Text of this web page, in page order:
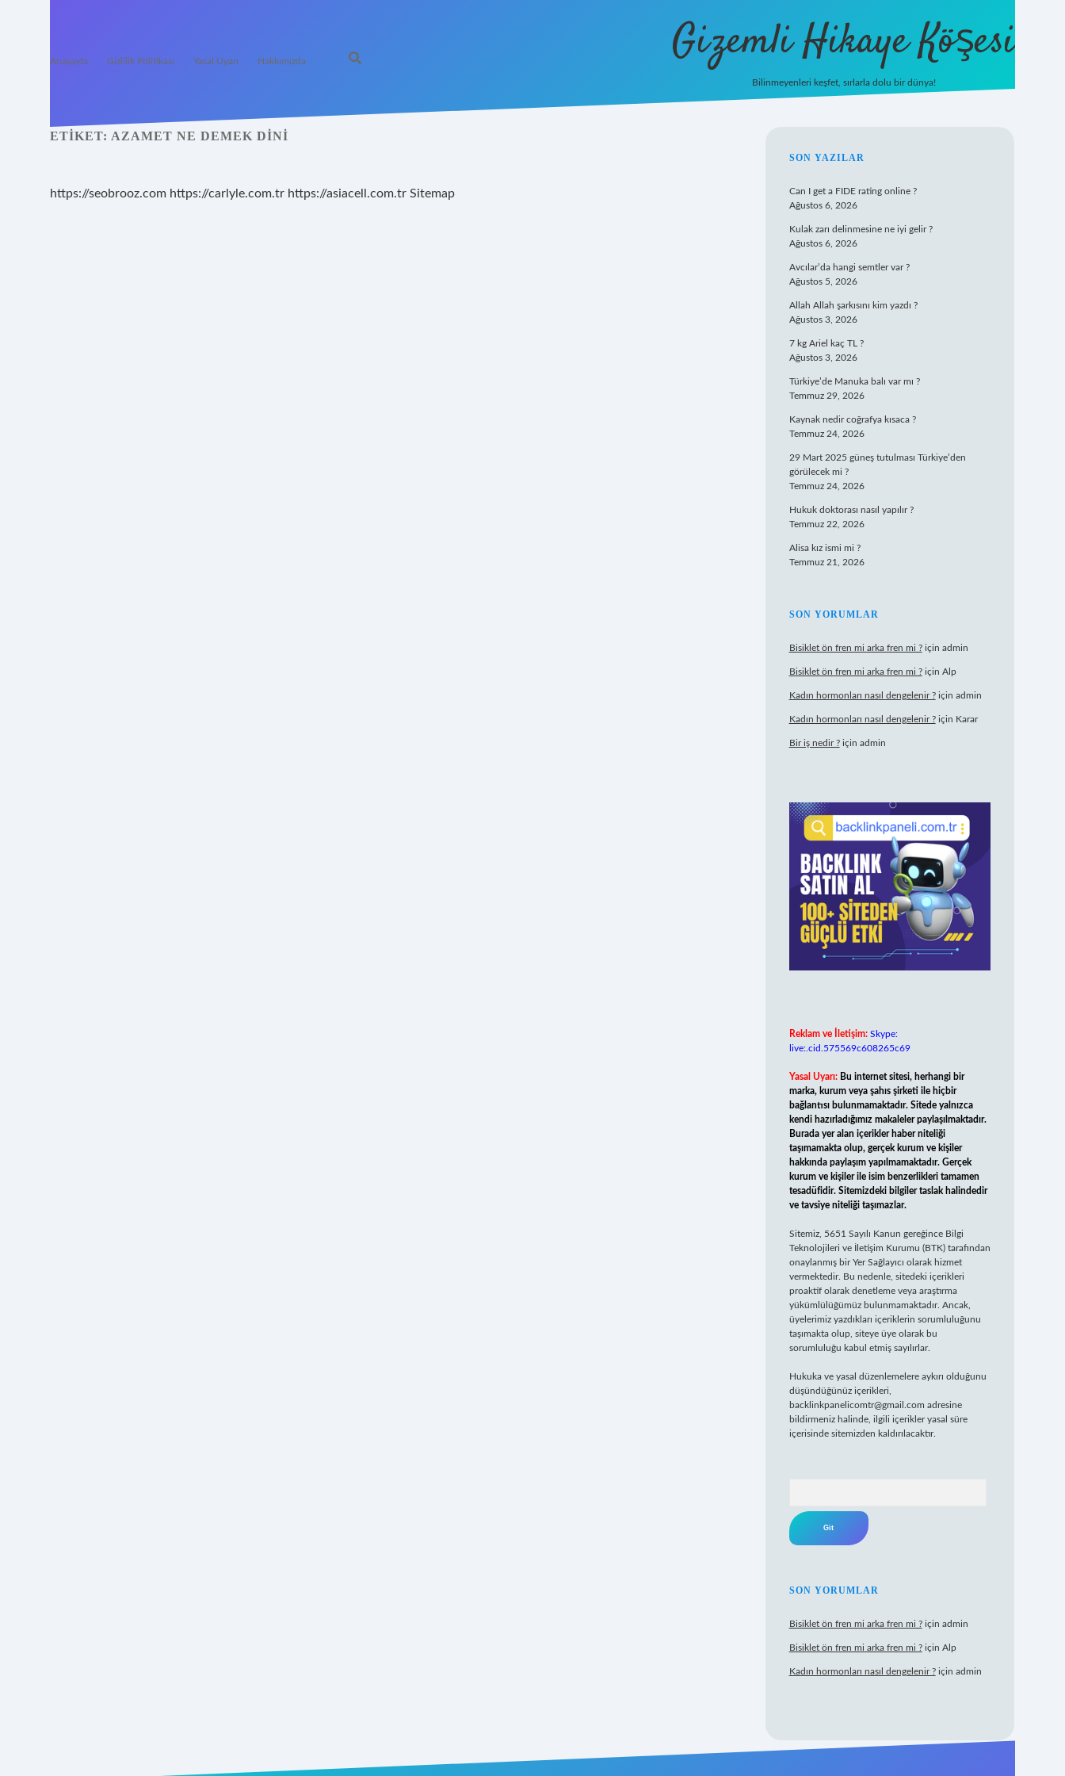
Anasayfa Gizlilik Politikası Yasal Uyarı Hakkımızda Gizemli Hikaye Köşesi
Bilinmeyenleri keşfet, sırlarla dolu bir dünya!
ETIKET: AZAMET NE DEMEK DINI
https://seobrooz.com https://carlyle.com.tr https://asiacell.com.tr Sitemap
SIDEBAR
SON YAZILAR
Can I get a FIDE rating online ?
Ağustos 6, 2026
Kulak zarı delinmesine ne iyi gelir ?
Ağustos 6, 2026
Avcılar’da hangi semtler var ?
Ağustos 5, 2026
Allah Allah şarkısını kim yazdı ?
Ağustos 3, 2026
7 kg Ariel kaç TL ?
Ağustos 3, 2026
Türkiye’de Manuka balı var mı ?
Temmuz 29, 2026
Kaynak nedir coğrafya kısaca ?
Temmuz 24, 2026
29 Mart 2025 güneş tutulması Türkiye’den
görülecek mi ?
Temmuz 24, 2026
Hukuk doktorası nasıl yapılır ?
Temmuz 22, 2026
Alisa kız ismi mi ?
Temmuz 21, 2026
SON YORUMLAR
Bisiklet ön fren mi arka fren mi ?için admin
Bisiklet ön fren mi arka fren mi ?için Alp
Kadın hormonları nasıl dengelenir ?için admin
Kadın hormonları nasıl dengelenir ?için Karar
Bir iş nedir ?için admin
Reklam ve İletişim: Skype:
live:.cid.575569c608265c69
Yasal Uyarı: Bu internet sitesi, herhangi bir
marka, kurum veya şahıs şirketi ile hiçbir
bağlantısı bulunmamaktadır. Sitede yalnızca
kendi hazırladığımız makaleler paylaşılmaktadır.
Burada yer alan içerikler haber niteliği
taşımamakta olup, gerçek kurum ve kişiler
hakkında paylaşım yapılmamaktadır. Gerçek
kurum ve kişiler ile isim benzerlikleri tamamen
tesadüfidir. Sitemizdeki bilgiler taslak halindedir
ve tavsiye niteliği taşımazlar.
Sitemiz, 5651 Sayılı Kanun gereğince Bilgi
Teknolojileri ve İletişim Kurumu (BTK) tarafından
onaylanmış bir Yer Sağlayıcı olarak hizmet
vermektedir. Bu nedenle, sitedeki içerikleri
proaktif olarak denetleme veya araştırma
yükümlülüğümüz bulunmamaktadır. Ancak,
üyelerimiz yazdıkları içeriklerin sorumluluğunu
taşımakta olup, siteye üye olarak bu
sorumluluğu kabul etmiş sayılırlar.
Hukuka ve yasal düzenlemelere aykırı olduğunu
düşündüğünüz içerikleri,
backlinkpanelicomtr@gmail.com adresine
bildirmeniz halinde, ilgili içerikler yasal süre
içerisinde sitemizden kaldırılacaktır.
SON YORUMLAR
Bisiklet ön fren mi arka fren mi ?için admin
Bisiklet ön fren mi arka fren mi ?için Alp
Kadın hormonları nasıl dengelenir ?için admin